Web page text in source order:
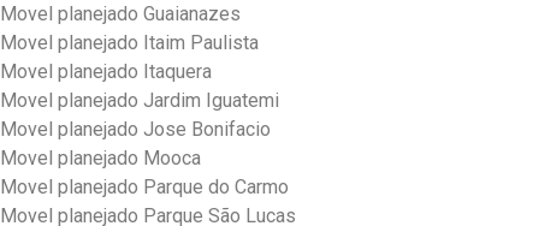
Movel planejado Guaianazes
Movel planejado Itaim Paulista
Movel planejado Itaquera
Movel planejado Jardim Iguatemi
Movel planejado Jose Bonifacio
Movel planejado Mooca
Movel planejado Parque do Carmo
Movel planejado Parque São Lucas